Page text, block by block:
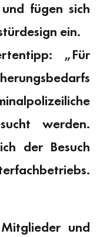
fügen sich
ein.
„Für
werden.
der Besuch
und